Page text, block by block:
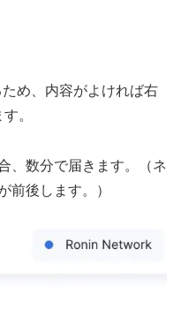
め、内容がよければ右
す。
数分で届きます。（ネ
前後します。）